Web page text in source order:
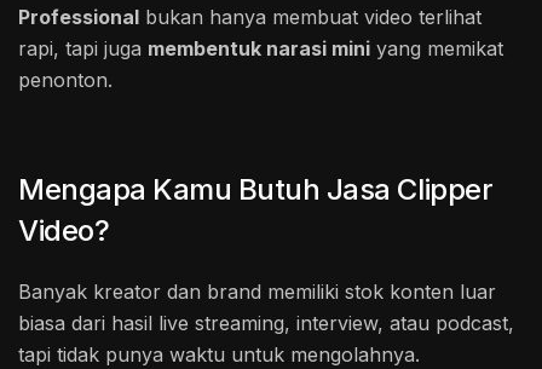
Professional bukan hanya membuat video terlihat
rapi, tapi juga membentuk narasi mini yang memikat
penonton.
Mengapa Kamu Butuh Jasa Clipper
Video?
Banyak kreator dan brand memiliki stok konten luar
biasa dari hasil live streaming, interview, atau podcast,
tapi tidak punya waktu untuk mengolahnya.